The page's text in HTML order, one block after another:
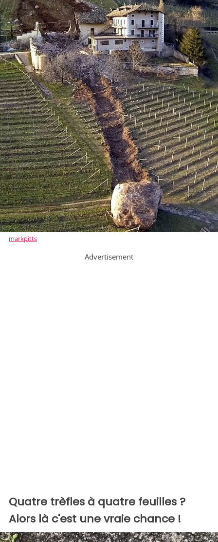
markpitts
Advertisement
Quatre trèfles à quatre feuilles ?
Alors là c'est une vraie chance !